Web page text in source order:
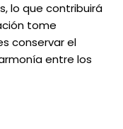
lo que contribuirá
tome
conservar el
entre los